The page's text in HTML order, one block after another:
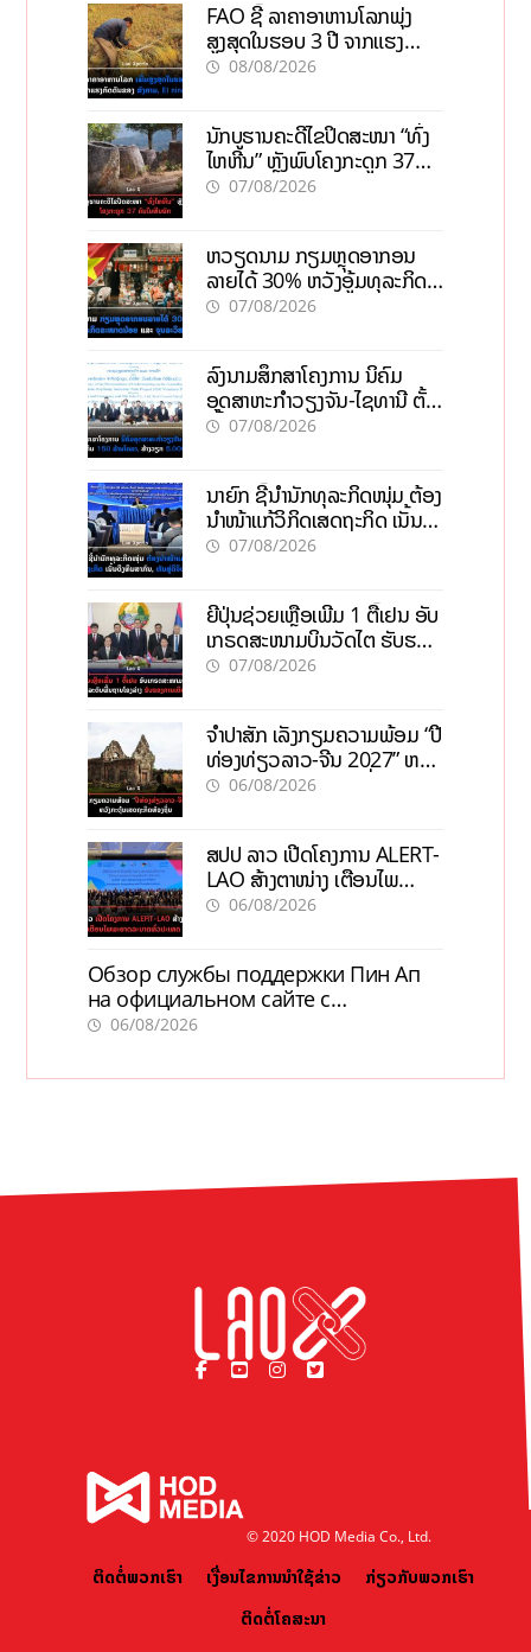
FAO ຊີ້ ລາຄາອາຫານໂລກພຸ່ງ
ສູງສຸດໃນຮອບ 3 ປີ ຈາກແຮງ
ກົດດັນຂອງສົງຄາມ, El nino
08/08/2026
ນັກບູຮານຄະດີໄຂປິດສະໜາ “ທົ່ງ
ໄຫຫີນ” ຫຼັງພົບໂຄງກະດູກ 37
ຄົນໃນຫີນຍັກ
07/08/2026
ຫວຽດນາມ ກຽມຫຼຸດອາກອນ
ລາຍໄດ້ 30% ຫວັງອູ້ມທຸລະກິດ
ຂະໜາດນ້ອຍ ແລະ ຈຸນລະ
07/08/2026
ລົງນາມສຶກສາໂຄງການ ນິຄົມ
ອຸດສາຫະກຳວຽງຈັນ-ໄຊທານີ ຕັ້ງ
ເປົ້າດຶງທຶນ 150 ລ້ານໂດລາ, ສ້າງ
07/08/2026
ນາຍົກ ຊີ້ນຳນັກທຸລະກິດໜຸ່ມ ຕ້ອງ
ນຳໜ້າແກ້ວິກິດເສດຖະກິດ ເນັ້ນດຶງ
ທຶນສາກົນ, ຫັນສູ່ດິຈິຕອນ
07/08/2026
ຍີ່ປຸ່ນຊ່ວຍເຫຼືອເພີ່ມ 1 ຕື້ເຢນ ອັບ
ເກຣດສະໜາມບິນວັດໄຕ ຮັບຮອງ
ການເຕີບໂຕ
07/08/2026
ຈຳປາສັກ ເລັ່ງກຽມຄວາມພ້ອມ “ປີ
ທ່ອງທ່ຽວລາວ-ຈີນ 2027” ຫວັງ
ກະຕຸ້ນເສດຖະກິດທ້ອງຖິ່ນ
06/08/2026
ສປປ ລາວ ເປີດໂຄງການ ALERT-
LAO ສ້າງຕາໜ່າງ ເຕືອນໄພ
ພະຍາດລະບາດທົ່ວປະເທດ
06/08/2026
Обзор службы поддержки Пин Ап
на официальном сайте с
актуальной информацией
06/08/2026
© 2020 HOD Media Co., Ltd.
ຕິດຕໍ່ພວກເຮົາ ເງື່ອນໄຂການນຳໃຊ້ຂ່າວ
ກ່ຽວກັບພວກເຮົາ
ຕິດຕໍ່ໂຄສະນາ